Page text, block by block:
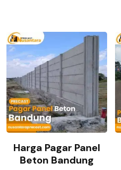
Harga Pagar Panel
Beton Bandung